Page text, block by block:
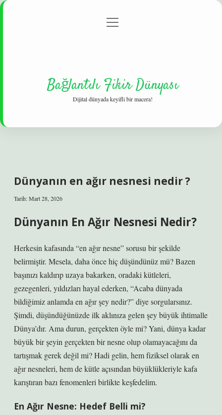
Gizlilik Politikası
menüyü
Bağlantılı Fikir Dünyası
Dijital dünyada keyifli bir macera!
Dünyanın en ağır nesnesi nedir ?
Tarih: Mart 28, 2026
Dünyanın En Ağır Nesnesi Nedir?
Herkesin kafasında “en ağır nesne” sorusu bir şekilde
belirmiştir. Mesela, daha önce hiç düşündünüz mü? Bazen
başınızı kaldırıp uzaya bakarken, oradaki kütleleri,
gezegenleri, yıldızları hayal ederken, “Acaba dünyada
bildiğimiz anlamda en ağır şey nedir?” diye sorgularsınız.
Şimdi, düşündüğünüzde ilk aklınıza gelen şey büyük ihtimalle
Dünya’dır. Ama durun, gerçekten öyle mi? Yani, dünya kadar
büyük bir şeyin gerçekten bir nesne olup olamayacağını da
tartışmak gerek değil mi? Hadi gelin, hem fiziksel olarak en
ağır nesneleri, hem de kütle açısından büyüklükleriyle kafa
karıştıran bazı fenomenleri birlikte keşfedelim.
En Ağır Nesne: Hedef Belli mi?